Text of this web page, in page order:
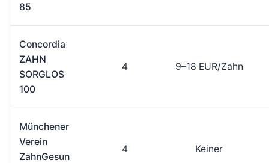
85
Concordia
ZAHN
SORGLOS
100
4 9–18 EUR/Zahn
Münchener
Verein
ZahnGesun
4 Keiner